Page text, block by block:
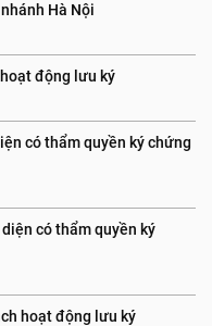
Hà Nội
động lưu ký
có thẩm quyền ký chứng
có thẩm quyền ký
hoạt động lưu ký